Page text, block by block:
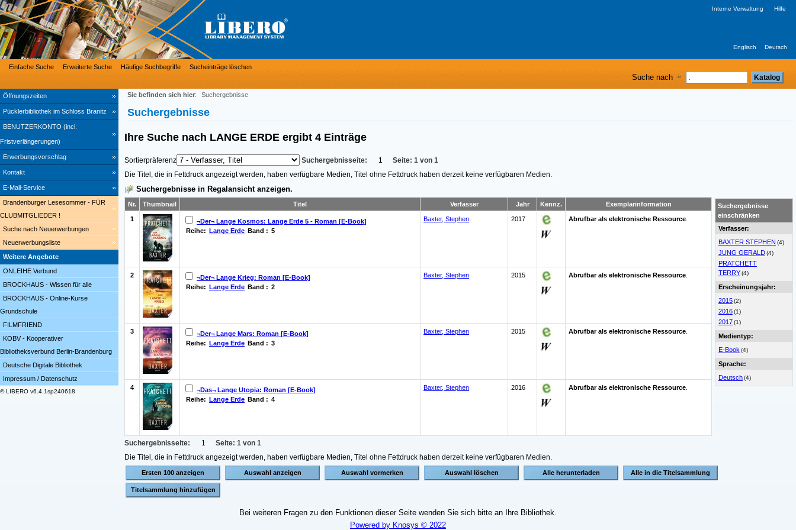
Öffnungszeiten
Pücklerbibliothek im Schloss Branitz
BENUTZERKONTO (incl.
Fristverlängerungen)
Erwerbungsvorschlag
Kontakt
E-Mail-Service
Einfache Suche Erweiterte Suche Häufige Suchbegriffe Sucheinträge löschen
Interne Verwaltung Hilfe
Englisch Deutsch
Brandenburger Lesesommer - FÜR
CLUBMITGLIEDER !
Suche nach Neuerwerbungen
Neuerwerbungsliste
Weitere Angebote
ONLEIHE Verbund
BROCKHAUS - Wissen für alle
BROCKHAUS - Online-Kurse
Grundschule
FILMFRIEND
KOBV - Kooperativer
Bibliotheksverbund Berlin-Brandenburg
Deutsche Digitale Bibliothek
Impressum / Datenschutz
© LIBERO v6.4.1sp240618
Sie befinden sich hier: Suchergebnisse
Suchergebnisse
Ihre Suche nach LANGE ERDE ergibt 4 Einträge
Sortierpräferenz Suchergebnisseite: 1
Seite: 1 von 1
Die Titel, die in Fettdruck angezeigt werden, haben verfügbare Medien, Titel ohne Fettdruck haben derzeit keine verfügbaren Medien.
Suchergebnisse
einschränken
Verfasser:
BAXTER STEPHEN (4)
JUNG GERALD(4)
PRATCHETT
TERRY(4)
Erscheinungsjahr:
2015(2)
2016(1)
2017(1)
Medientyp:
E-Book (4)
Sprache:
Deutsch(4)
Suchergebnisse in Regalansicht anzeigen.
Nr. Thumbnail Titel Verfasser Jahr Kennz. Exemplarinformation
1
¬Der¬ Lange Kosmos: Lange Erde 5 - Roman [E-Book]
Reihe: Lange Erde Band : 5
Baxter, Stephen 2017 Abrufbar als elektronische Ressource
2
¬Der¬ Lange Krieg: Roman [E-Book]
Reihe: Lange Erde Band : 2
Baxter, Stephen 2015 Abrufbar als elektronische Ressource
3
¬Der¬ Lange Mars: Roman [E-Book]
Reihe: Lange Erde Band : 3
Baxter, Stephen 2015 Abrufbar als elektronische Ressource
4
¬Das¬ Lange Utopia: Roman [E-Book]
Reihe: Lange Erde Band : 4
Baxter, Stephen 2016 Abrufbar als elektronische Ressource
Suchergebnisseite: 1
Seite: 1 von 1
Die Titel, die in Fettdruck angezeigt werden, haben verfügbare Medien, Titel ohne Fettdruck haben derzeit keine verfügbaren Medien.
Bei weiteren Fragen zu den Funktionen dieser Seite wenden Sie sich bitte an Ihre Bibliothek.
Powered by Knosys © 2022
Suche nach